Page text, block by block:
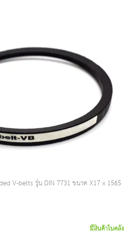
V-belts รุ่น DIN 7731 ขนาด X17 x 1565
มีสินค้าในคลัง